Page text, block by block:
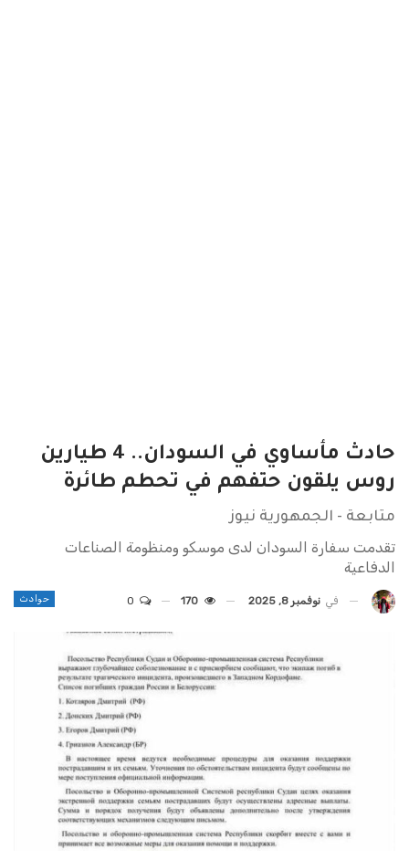
حادث مأساوي في السودان.. 4 طيارين
روس يلقون حتفهم في تحطم طائرة
متابعة - الجمهورية نيوز
تقدمت سفارة السودان لدى موسكو ومنظومة الصناعات
الدفاعية
حوادث في نوفمبر 8, 2025 170